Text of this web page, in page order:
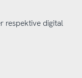
respektive digital